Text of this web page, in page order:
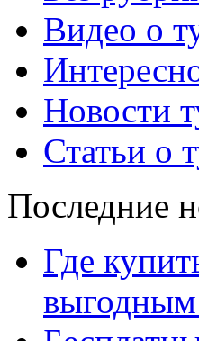
Видео о
Новости
Статьи о
Последние
Где